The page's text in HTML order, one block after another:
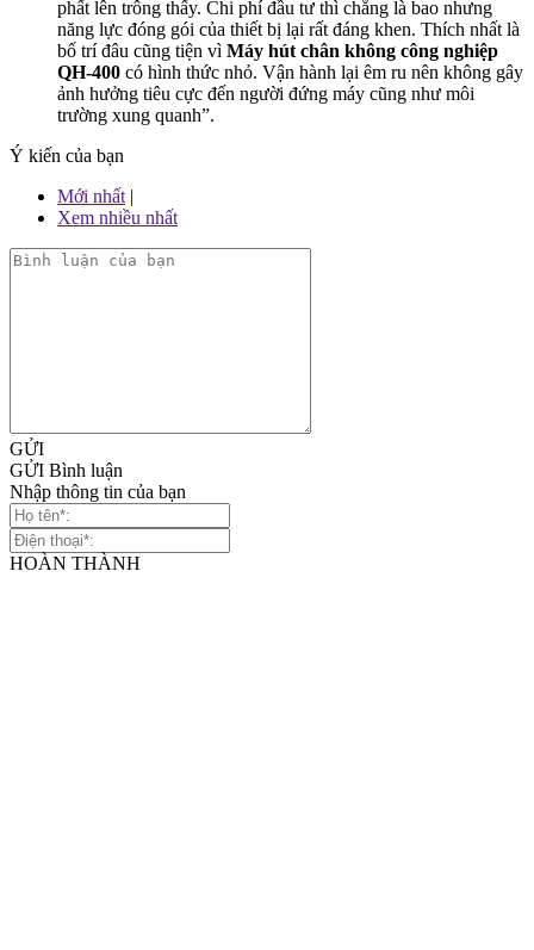
phất lên trông thấy. Chi phí đầu tư thì chẳng là bao nhưng
năng lực đóng gói của thiết bị lại rất đáng khen. Thích nhất là
bố trí đâu cũng tiện vì Máy hút chân không công nghiệp
QH-400 có hình thức nhỏ. Vận hành lại êm ru nên không gây
ảnh hưởng tiêu cực đến người đứng máy cũng như môi
trường xung quanh”.
Ý kiến của bạn
Mới nhất |
Xem nhiều nhất
GỬI
GỬI Bình luận
Nhập thông tin của bạn
HOÀN THÀNH